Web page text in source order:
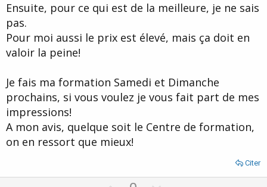
Ensuite, pour ce qui est de la meilleure, je ne sais
pas.
Pour moi aussi le prix est élevé, mais ça doit en
valoir la peine!
Je fais ma formation Samedi et Dimanche
prochains, si vous voulez je vous fait part de mes
impressions!
A mon avis, quelque soit le Centre de formation,
on en ressort que mieux!
Citer